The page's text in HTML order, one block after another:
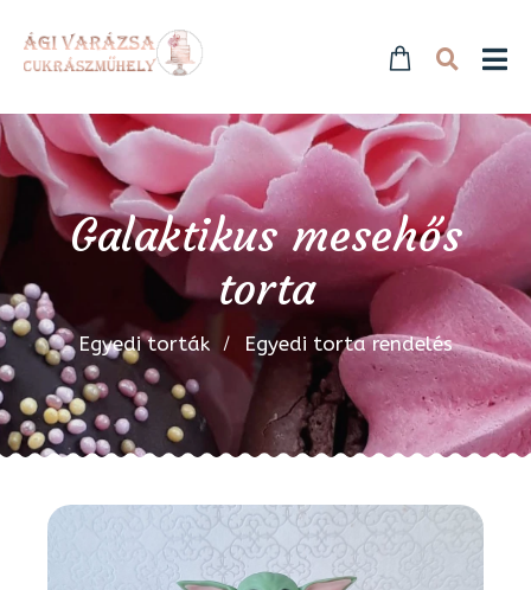
Galaktikus mesehős
torta
Egyedi torták Egyedi torta rendelés